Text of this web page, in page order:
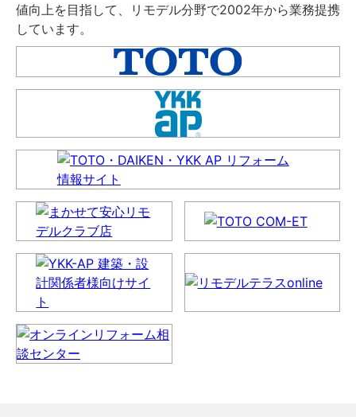
値向上を目指して、リモデル分野で2002年から業務提携
しています。